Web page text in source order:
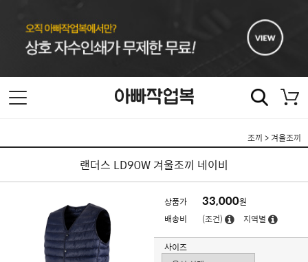
조끼 >겨울조끼
랜더스 LD90W 겨울조끼 네이비
상품가 33,000원
배송비
(조건) 지역별
사이즈